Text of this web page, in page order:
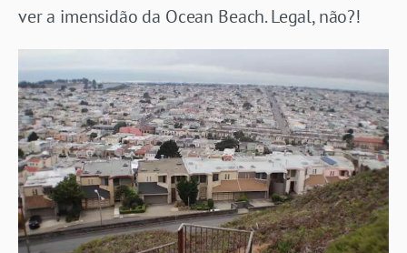
ver a imensidão da Ocean Beach. Legal, não?!